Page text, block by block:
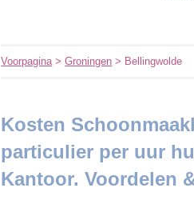
Voorpagina>Groningen > Bellingwolde
Kosten
particulier per uur
Kantoor. Voordelen